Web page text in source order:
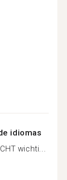
idiomas
wichti...